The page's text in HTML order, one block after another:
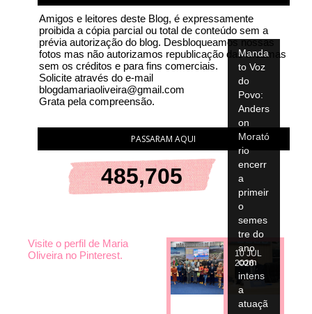
Amigos e leitores deste Blog, é expressamente
proibida a cópia parcial ou total de conteúdo sem a
prévia autorização do blog. Desbloqueamos nossas
fotos mas não autorizamos republicação das mesmas
sem os créditos e para fins comerciais.
Solicite através do e-mail
blogdamariaoliveira@gmail.com
Grata pela compreensão.
PASSARAM AQUI
485,705
Visite o perfil de Maria
Oliveira no Pinterest.
Manda
to Voz
do
Povo:
Anders
on
Morató
rio
encerr
a
primeir
o
semes
tre do
ano
com
intens
a
atuaçã
10 JUL
2026